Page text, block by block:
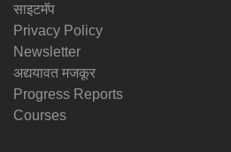
साइटमॅप
Privacy Policy
Newsletter
अद्ययावत मजकूर
Progress Reports
Courses